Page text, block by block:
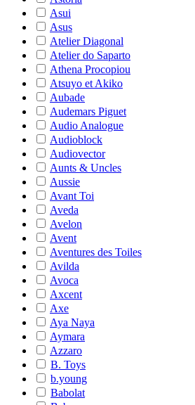
Asui
Asus
Atelier Diagonal
Atelier do Saparto
Athena Procopiou
Atsuyo et Akiko
Aubade
Audemars Piguet
Audio Analogue
Audioblock
Audiovector
Aunts & Uncles
Aussie
Avant Toi
Aveda
Avelon
Avent
Aventures des Toiles
Avilda
Avoca
Axcent
Axe
Aya Naya
Aymara
Azzaro
B. Toys
b.young
Babolat